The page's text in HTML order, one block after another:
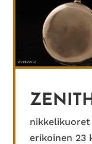
nikkelikuoret
erikoinen 23